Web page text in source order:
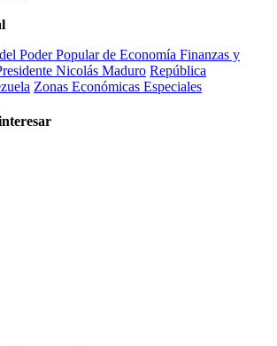
Poder Popular de Economía Finanzas y
Nicolás Maduro República
Zonas Económicas Especiales